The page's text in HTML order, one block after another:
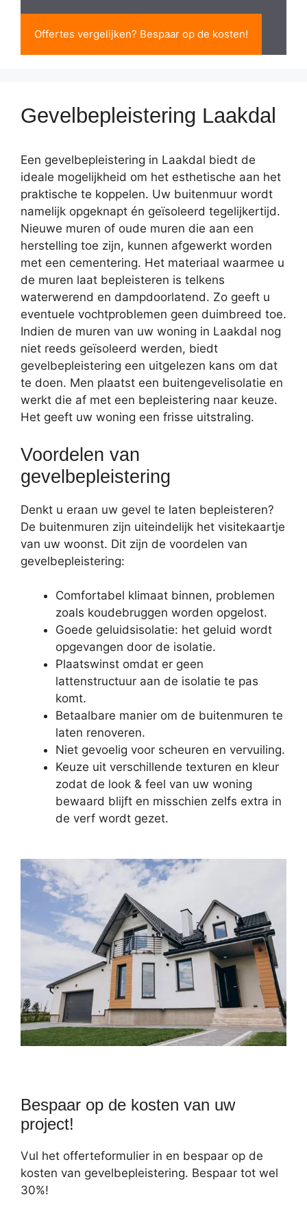
Offertes vergelijken? Bespaar op de kosten!
Gevelbepleistering Laakdal
Een gevelbepleistering in Laakdal biedt de
ideale mogelijkheid om het esthetische aan het
praktische te koppelen. Uw buitenmuur wordt
namelijk opgeknapt én geïsoleerd tegelijkertijd.
Nieuwe muren of oude muren die aan een
herstelling toe zijn, kunnen afgewerkt worden
met een cementering. Het materiaal waarmee u
de muren laat bepleisteren is telkens
waterwerend en dampdoorlatend. Zo geeft u
eventuele vochtproblemen geen duimbreed toe.
Indien de muren van uw woning in Laakdal nog
niet reeds geïsoleerd werden, biedt
gevelbepleistering een uitgelezen kans om dat
te doen. Men plaatst een buitengevelisolatie en
werkt die af met een bepleistering naar keuze.
Het geeft uw woning een frisse uitstraling.
Voordelen van
gevelbepleistering
Denkt u eraan uw gevel te laten bepleisteren?
De buitenmuren zijn uiteindelijk het visitekaartje
van uw woonst. Dit zijn de voordelen van
gevelbepleistering:
Comfortabel klimaat binnen, problemen
zoals koudebruggen worden opgelost.
Goede geluidsisolatie: het geluid wordt
opgevangen door de isolatie.
Plaatswinst omdat er geen
lattenstructuur aan de isolatie te pas
komt.
Betaalbare manier om de buitenmuren te
laten renoveren.
Niet gevoelig voor scheuren en vervuiling.
Keuze uit verschillende texturen en kleur
zodat de look & feel van uw woning
bewaard blijft en misschien zelfs extra in
de verf wordt gezet.
Bespaar op de kosten van uw
project!
Vul het offerteformulier in en bespaar op de
kosten van gevelbepleistering. Bespaar tot wel
30%!